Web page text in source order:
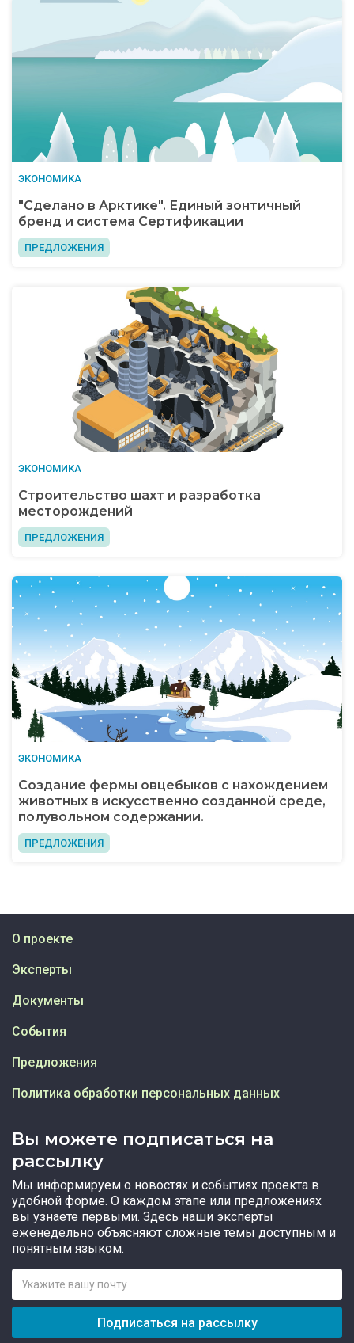
ЭКОНОМИКА
"Сделано в Арктике". Единый зонтичный
бренд и система Сертификации
ПРЕДЛОЖЕНИЯ
ЭКОНОМИКА
Строительство шахт и разработка
месторождений
ПРЕДЛОЖЕНИЯ
ЭКОНОМИКА
Создание фермы овцебыков с нахождением
животных в искусственно созданной среде,
полувольном содержании.
ПРЕДЛОЖЕНИЯ
Вы можете подписаться на
рассылку
Мы информируем о новостях и событиях проекта в
удобной форме. О каждом этапе или предложениях
вы узнаете первыми. Здесь наши эксперты
еженедельно объясняют сложные темы доступным и
понятным языком.
Подписаться на рассылку
О проекте
Эксперты
Документы
События
Предложения
Политика обработки персональных данных